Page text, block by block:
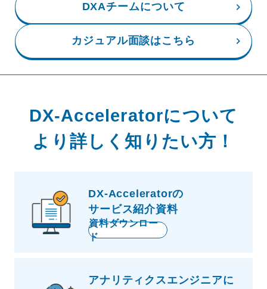
DXAチームについて
カジュアル面談はこちら
DX-Acceleratorについて
より詳しく知りたい方！
DX-Acceleratorの
サービス紹介資料
資料ダウンロー
ド
アナリティクスエンジニアに